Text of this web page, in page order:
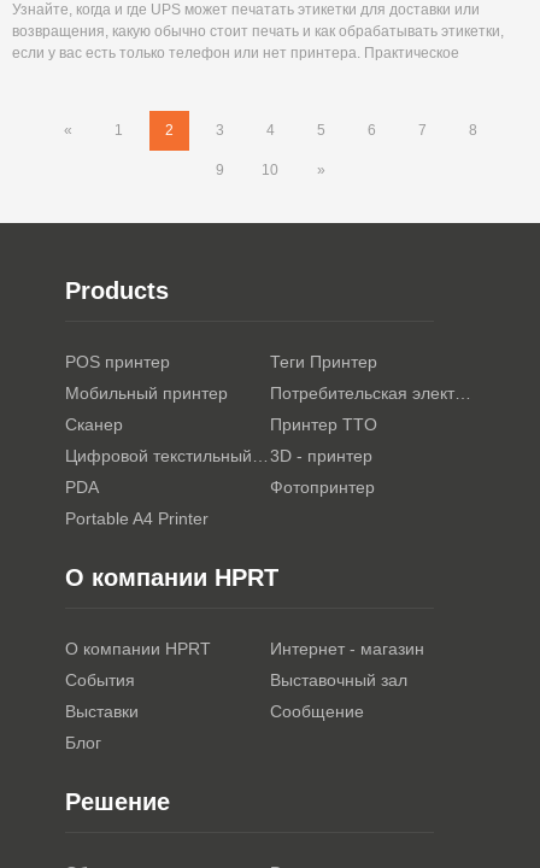
Узнайте, когда и где UPS может печатать этикетки для доставки или
возвращения, какую обычно стоит печать и как обрабатывать этикетки,
если у вас есть только телефон или нет принтера. Практическое
« 1 2 3 4 5 6 7 8
9 10 »
Products
POS принтер
Теги Принтер
Мобильный принтер
Потребительская электроника
Сканер
Принтер TTO
Цифровой текстильный принтер3D - принтер
PDA
Фотопринтер
Portable A4 Printer
О компании HPRT
О компании HPRT
Интернет - магазин
События
Выставочный зал
Выставки
Сообщение
Блог
Решение